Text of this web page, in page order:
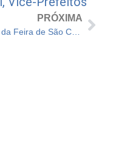
PRÓXIMA
Edital da Feira de São Cristóvão prevê investimento privado de quase R$ 100 milhões